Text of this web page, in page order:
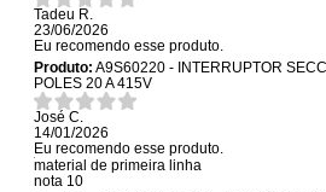
Tadeu R.
23/06/2026
Eu recomendo esse produto.
Produto: A9S60220 - INTERRUPTOR
POLES 20 A 415V
José C.
14/01/2026
Eu recomendo esse produto.
material de primeira linha
nota 10